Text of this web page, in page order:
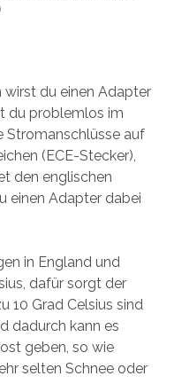
wirst du einen Adapter
du problemlos im
Stromanschlüsse auf
(ECE-Stecker),
den englischen
einen Adapter dabei
in England und
dafür sorgt der
10 Grad Celsius sind
dadurch kann es
geben, so wie
selten Schnee oder